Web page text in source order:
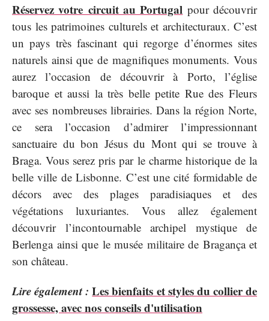
Réservez votre circuit au Portugal pour découvrir
tous les patrimoines culturels et architecturaux. C’est
un pays très fascinant qui regorge d’énormes sites
naturels ainsi que de magnifiques monuments. Vous
aurez l’occasion de découvrir à Porto, l’église
baroque et aussi la très belle petite Rue des Fleurs
avec ses nombreuses librairies. Dans la région Norte,
ce sera l’occasion d’admirer l’impressionnant
sanctuaire du bon Jésus du Mont qui se trouve à
Braga. Vous serez pris par le charme historique de la
belle ville de Lisbonne. C’est une cité formidable de
décors avec des plages paradisiaques et des
végétations luxuriantes. Vous allez également
découvrir l’incontournable archipel mystique de
Berlenga ainsi que le musée militaire de Bragança et
son château.
Lire également : Les bienfaits et styles du collier de
grossesse, avec nos conseils d'utilisation